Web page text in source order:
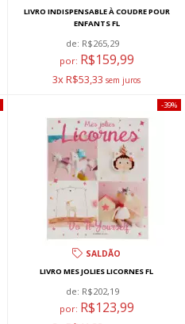
LIVRO INDISPENSABLE À COUDRE POUR
ENFANTS FL
de: R$265,29
por: R$159,99
3x R$53,33
SALDÃO
LIVRO MES JOLIES LICORNES FL
de: R$202,19
por: R$123,99
39%